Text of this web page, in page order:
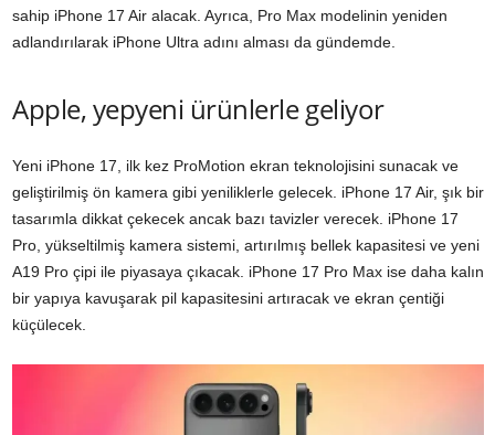
sahip iPhone 17 Air alacak. Ayrıca, Pro Max modelinin yeniden
adlandırılarak iPhone Ultra adını alması da gündemde.
Apple, yepyeni ürünlerle geliyor
Yeni iPhone 17, ilk kez ProMotion ekran teknolojisini sunacak ve
geliştirilmiş ön kamera gibi yeniliklerle gelecek. iPhone 17 Air, şık bir
tasarımla dikkat çekecek ancak bazı tavizler verecek. iPhone 17
Pro, yükseltilmiş kamera sistemi, artırılmış bellek kapasitesi ve yeni
A19 Pro çipi ile piyasaya çıkacak. iPhone 17 Pro Max ise daha kalın
bir yapıya kavuşarak pil kapasitesini artıracak ve ekran çentiği
küçülecek.